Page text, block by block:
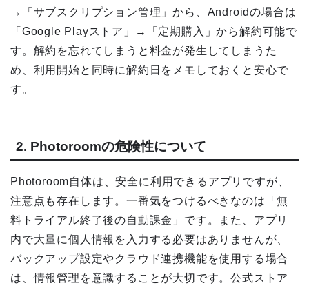
→「サブスクリプション管理」から、Androidの場合は
「Google Playストア」→「定期購入」から解約可能で
す。解約を忘れてしまうと料金が発生してしまうた
め、利用開始と同時に解約日をメモしておくと安心で
す。
2. Photoroomの危険性について
Photoroom自体は、安全に利用できるアプリですが、
注意点も存在します。一番気をつけるべきなのは「無
料トライアル終了後の自動課金」です。また、アプリ
内で大量に個人情報を入力する必要はありませんが、
バックアップ設定やクラウド連携機能を使用する場合
は、情報管理を意識することが大切です。公式ストア